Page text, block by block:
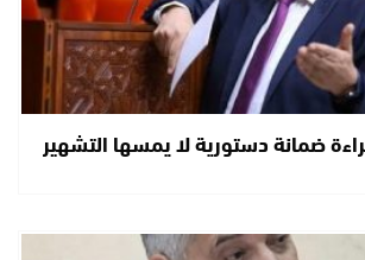
ضمانة دستورية لا يمسها التشهير